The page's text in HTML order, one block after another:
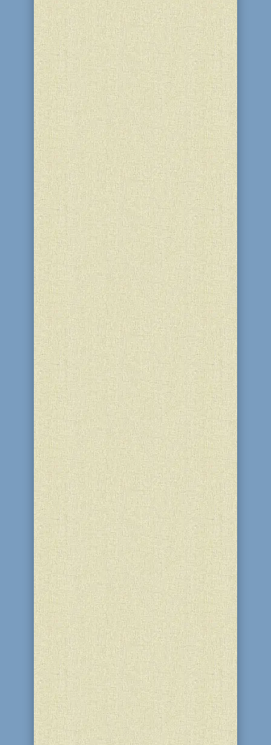
23 Іяра 5786 (10 травня 2026) у
благодійному центрі “Бейт Барух” і
синагозі “Бейт Реувен” (м. Кам'янське)
відбулась зустріч учасників
благодійного проєкту неформальної
освіти для дітей 6-12 років “JFuture“ за
темою — “Імунітет тіла і душі”. Разом з
координаторами...
Єврейська громада Кам’янського з
глибоким сумом повідомляє, що 20 Іяра
5786 (7 травня 2026) на 61-му році
життя пішов у засвіти шановний
Андрій Ігорович Тікоцький.
Висловлюємо свої глибокі співчуття
рідним і близьким. Барух Даян а-Емет!
Благословенний Суддя праведний!...
У синайській пустелі Б-г велить
провести перепис дванадцяти Колін
Ізраїлевих. У результаті здійсненого
Моше перепису налічується 603550
чоловіків віку військової служби (від 20